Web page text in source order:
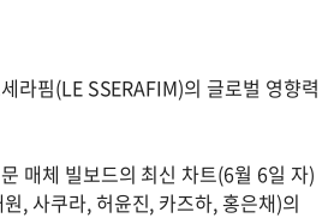
라핌(LE SSERAFIM)의 글로벌 영향력
매체 빌보드의 최신 차트(6월 6일 자)
, 사쿠라, 허윤진, 카즈하, 홍은채)의